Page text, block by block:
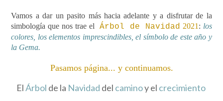
Vamos a dar un pasito más hacia adelante y a disfrutar de la
simbología que nos trae el
Árbol de Navidad 2021 : los
colores, los elementos imprescindibles, el símbolo de este año y
la Gema.
Pasamos página... y continuamos.
ElÁrbol de la Navidad del caminoy el crecimiento